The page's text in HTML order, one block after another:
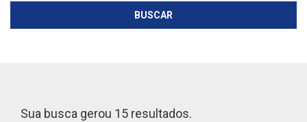
BUSCAR
Sua busca gerou 15 resultados.